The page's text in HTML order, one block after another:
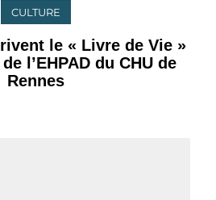
CULTURE
le « Livre de Vie »
l’EHPAD du CHU de
Rennes